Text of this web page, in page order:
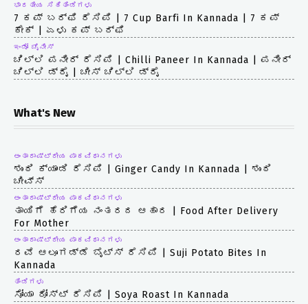
ಭಾರತೀಯ ಸಿಹಿತಿಂಡಿಗಳು
7 ಕಪ್ ಬರ್ಫಿ ರೆಸಿಪಿ | 7 Cup Barfi In Kannada | 7 ಕಪ್
ಕೇಕ್ | ಏಳು ಕಪ್ ಬರ್ಫಿ
ಇಂಡೋ ಚೈನೀಸ್
ಚಿಲ್ಲಿ ಪನೀರ್ ರೆಸಿಪಿ | Chilli Paneer In Kannada | ಪನೀರ್
ಚಿಲ್ಲಿ ಡ್ರೈ | ಚೀಸ್ ಚಿಲ್ಲಿ ಡ್ರೈ
What's New
ಅಂತಾರಾಷ್ಟ್ರೀಯ ಪಾಕವಿಧಾನಗಳು
ಶುಂಠಿ ಕ್ಯಾಂಡಿ ರೆಸಿಪಿ | Ginger Candy In Kannada | ಶುಂಠಿ
ಚೀವ್ಸ್
ಅಂತಾರಾಷ್ಟ್ರೀಯ ಪಾಕವಿಧಾನಗಳು
ತಾಯಿಗೆ ಹೆರಿಗೆಯ ನಂತರದ ಆಹಾರ | Food After Delivery
For Mother
ಅಂತಾರಾಷ್ಟ್ರೀಯ ಪಾಕವಿಧಾನಗಳು
ರವೆ ಆಲೂಗಡ್ಡೆ ಬೈಟ್ಸ್ ರೆಸಿಪಿ | Suji Potato Bites In
Kannada
ತಿಂಡಿಗಳು
ಸೋಯಾ ರೋಸ್ಟ್ ರೆಸಿಪಿ | Soya Roast In Kannada